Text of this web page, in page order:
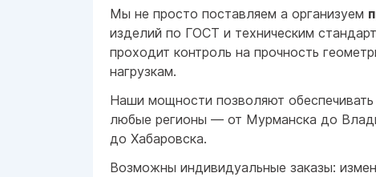
Мы не просто поставляем а организуем
изделий по ГОСТ и техническим
проходит контроль на прочность
нагрузкам.
Наши мощности позволяют обеспечивать
любые регионы — от Мурманска до
до Хабаровска.
Возможны индивидуальные заказы: